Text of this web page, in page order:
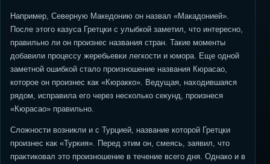
Например, Северную Македонию он назвал «Макадонией».
После этого казуса Гретцки с улыбкой заметил, что интересно,
правильно ли он произнес названия стран. Такие моменты
добавили процессу жеребьевки легкости и юмора. Еще одной
заметной ошибкой стало произношение названия Кюрасао,
которое он произнес как «Кюракко». Ведущая, находившаяся
рядом, исправила его через несколько секунд, произнеся
«Кюрасао» правильно.
Сложности возникли и с Турцией, название которой Гретцки
произнес как «Туркия». Перед этим он, смеясь, заявил, что
практиковал это произношение в течение всего дня. Однако и в